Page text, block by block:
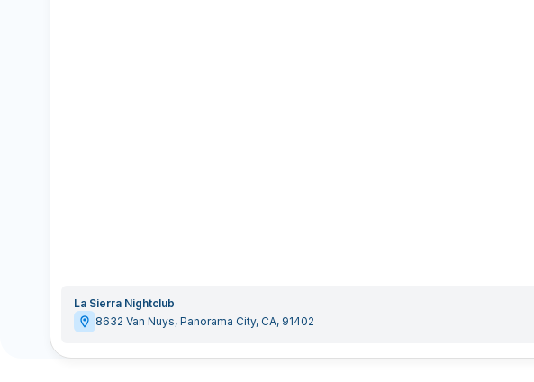
La Sierra Nightclub
8632 Van Nuys, Panorama City, CA, 91402